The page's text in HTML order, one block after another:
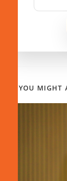
YOU MIGHT